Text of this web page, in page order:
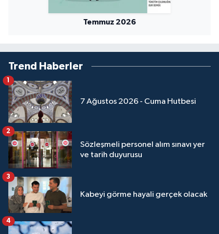
Temmuz 2026
Trend Haberler
7 Ağustos 2026 - Cuma Hutbesi
1
Sözleşmeli personel alım sınavı yer
ve tarih duyurusu
2
Kabeyi görme hayali gerçek olacak
3
4